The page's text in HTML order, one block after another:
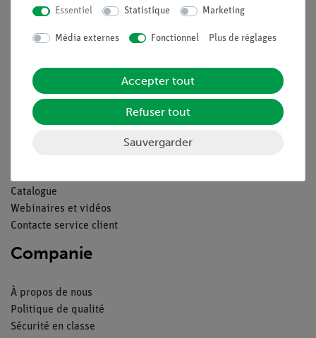
Contact
Déclaration de confidentialité
Mentions légales
Service
Catalogue
Webinaires et vidéos
Contacte service client
Companie
À propos de nous
Politique de qualité
Sécurité en classe
Essentiel Statistique Marketing
Média externes Fonctionnel Plus de réglages
Accepter tout
Refuser tout
Sauvergarder